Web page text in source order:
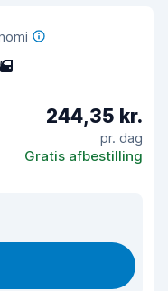
5
244,35 kr.
pr. dag
Gratis afbestilling